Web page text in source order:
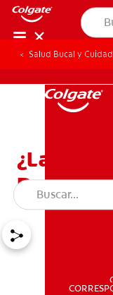
Salud Bucal y
¿La
Dental?